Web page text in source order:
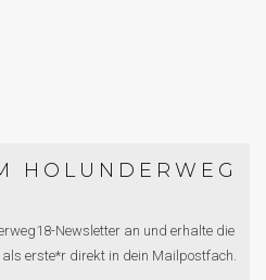
HOLUNDERWEG
Newsletter an und erhalte die
als erste*r direkt in dein Mailpostfach.